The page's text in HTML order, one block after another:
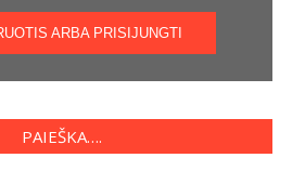
ARBA PRISIJUNGTI
PAIEŠKA….